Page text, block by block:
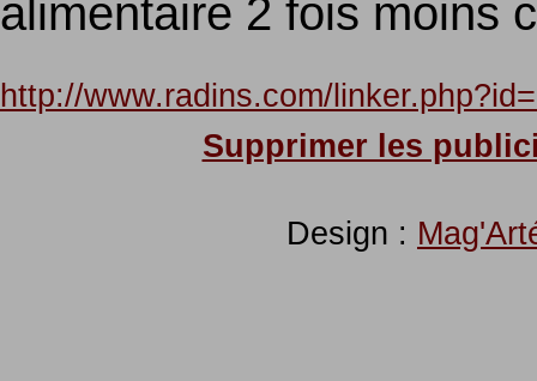
alimentaire 2 fois moins
http://www.radins.com/
Supprimer les
Design :